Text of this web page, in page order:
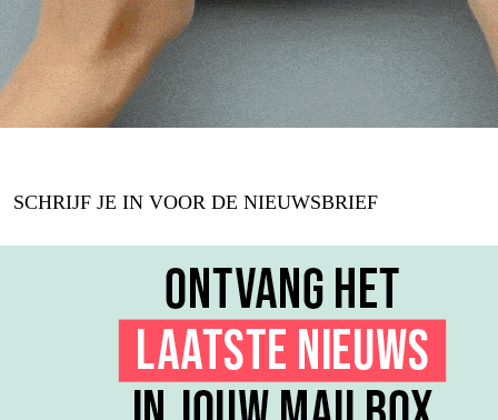
SCHRIJF JE IN VOOR DE NIEUWSBRIEF